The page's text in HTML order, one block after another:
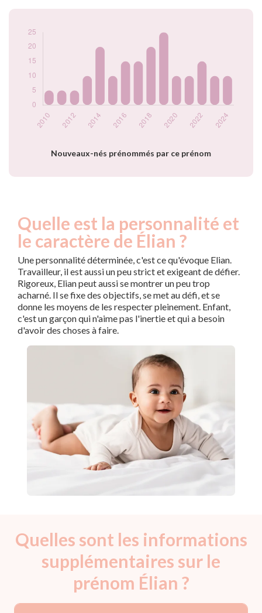
Nouveaux-nés prénommés par ce prénom
Popularité du
prénom Élian par
2020
2021
2022
2023
10
Quelle est la personnalité et
le caractère de Élian ?
Une personnalité déterminée, c'est ce qu'évoque Elian.
Travailleur, il est aussi un peu strict et exigeant de défier.
Rigoreux, Elian peut aussi se montrer un peu trop
acharné. Il se fixe des objectifs, se met au défi, et se
donne les moyens de les respecter pleinement. Enfant,
c'est un garçon qui n'aime pas l'inertie et qui a besoin
d'avoir des choses à faire.
Quelles sont les informations
supplémentaires sur le
prénom Élian ?